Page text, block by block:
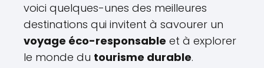
voici quelques-unes des meilleures
destinations qui invitent à savourer un
voyage éco-responsable et à explorer
le monde du tourisme durable.